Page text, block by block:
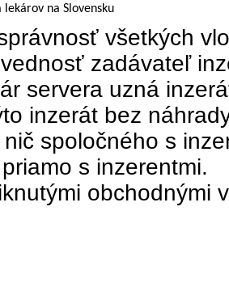
lekárov na Slovensku
všetkých
zadávateľ
servera uzná
inzerát bez
spoločného s
s inzerentmi.
obchodnými